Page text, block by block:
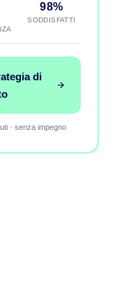
98%
SODDISFATTI
di
· senza impegno